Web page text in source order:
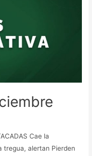
Cae la
tregua, alertan Pierden